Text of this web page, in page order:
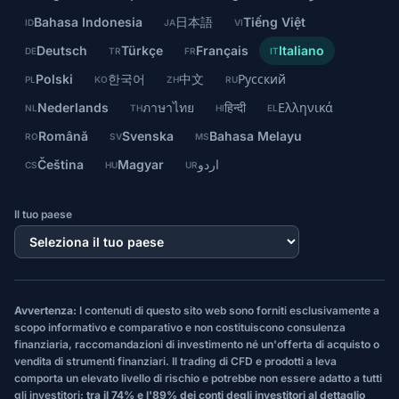
IDBahasa Indonesia JA日本語 VITiếng Việt
DEDeutsch TRTürkçe FRFrançais ITItaliano
PL Polski KO한국어 ZH中文 RUРусский
NL Nederlands THภาษาไทย HIहिन्दी EL Ελληνικά
RORomână SVSvenska MSBahasa Melayu
CSČeština HUMagyar URاردو
Il tuo paese
Avvertenza: I contenuti di questo sito web sono forniti esclusivamente a
scopo informativo e comparativo e non costituiscono consulenza
finanziaria, raccomandazioni di investimento né un'offerta di acquisto o
vendita di strumenti finanziari. Il trading di CFD e prodotti a leva
comporta un elevato livello di rischio e potrebbe non essere adatto a tutti
gli investitori; tra il 74% e l'89% dei conti degli investitori al dettaglio